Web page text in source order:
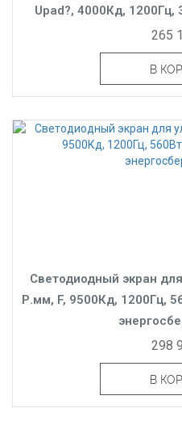
Upad?, 4000Кд, 1200Гц,
265
В
Светодиодный экран
Р.мм, F, 9500Кд, 1200Гц,
298
В